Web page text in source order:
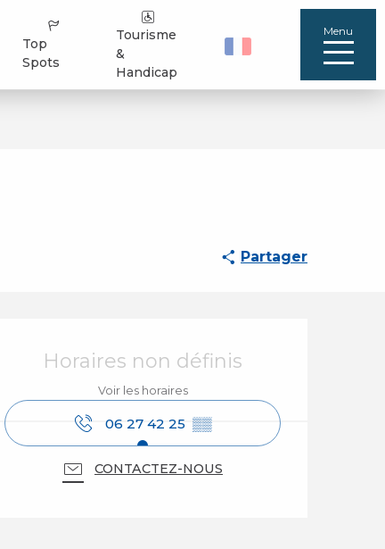
Top
Spots
Tourisme
&
Handicap
Menu
Partager
Ouverture et
Horaires non définis
Voir les horaires
06 27 42 25 ▒▒
CONTACTEZ-NOUS